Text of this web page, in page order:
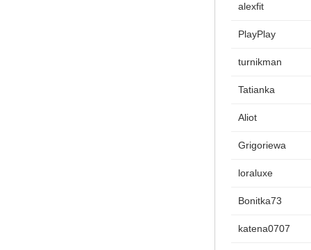
alexfit
PlayPlay
turnikman
Tatianka
Aliot
Grigoriewa
loraluxe
Bonitka73
katena0707